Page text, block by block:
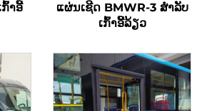
າອີ້
ແຜ່ນເຊີດ BMWR-3 ສໍາລັບ
ເກົ້າອີ້ລ້ຽວ